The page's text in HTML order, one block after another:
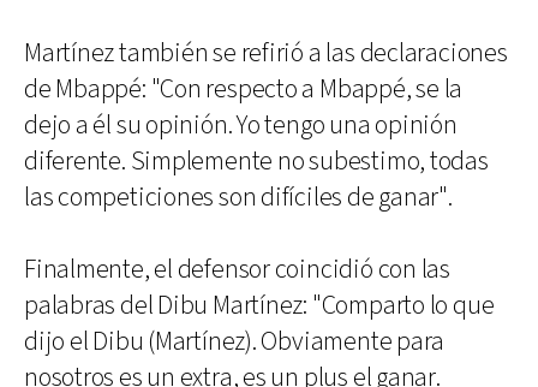
Martínez también se refirió a las declaraciones
de Mbappé: "Con respecto a Mbappé, se la
dejo a él su opinión. Yo tengo una opinión
diferente. Simplemente no subestimo, todas
las competiciones son difíciles de ganar".
Finalmente, el defensor coincidió con las
palabras del Dibu Martínez: "Comparto lo que
dijo el Dibu (Martínez). Obviamente para
nosotros es un extra, es un plus el ganar.